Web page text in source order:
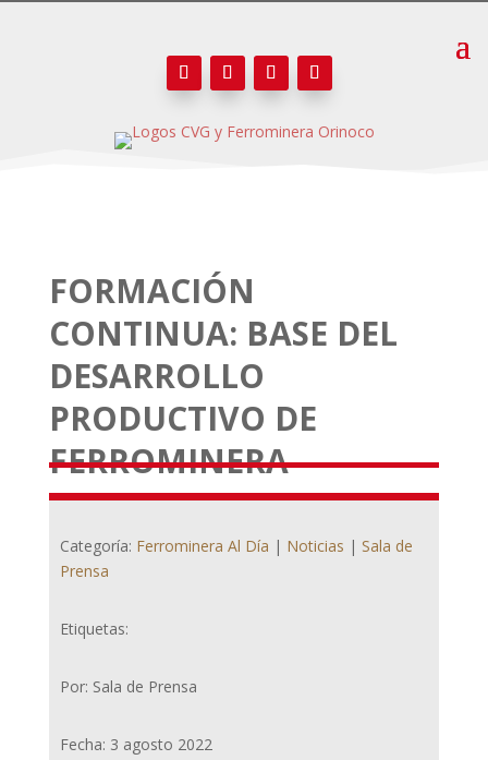
FORMACIÓN
CONTINUA: BASE DEL
DESARROLLO
PRODUCTIVO DE
FERROMINERA
Categoría: Ferrominera Al Día | Noticias | Sala de
Prensa
Etiquetas:
Por: Sala de Prensa
Fecha: 3 agosto 2022